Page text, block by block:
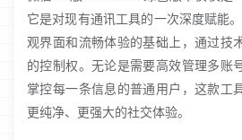
它是对现有通讯工具的一次深度赋能
观界面和流畅体验的基础上，通过技
的控制权。无论是需要高效管理多账
掌控每一条信息的普通用户，这款工
更纯净、更强大的社交体验。